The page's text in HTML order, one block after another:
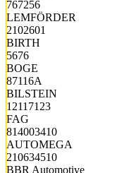
767256
LEMFÖRDER
2102601
BIRTH
5676
BOGE
87116A
BILSTEIN
12117123
FAG
814003410
AUTOMEGA
210634510
BBR Automotive